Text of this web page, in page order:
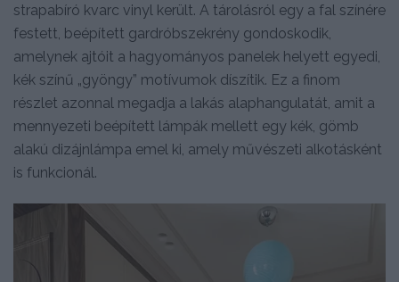
strapabíró kvarc vinyl került. A tárolásról egy a fal színére
festett, beépített gardróbszekrény gondoskodik,
amelynek ajtóit a hagyományos panelek helyett egyedi,
kék színű „gyöngy” motívumok díszítik. Ez a finom
részlet azonnal megadja a lakás alaphangulatát, amit a
mennyezeti beépített lámpák mellett egy kék, gömb
alakú dizájnlámpa emel ki, amely művészeti alkotásként
is funkcionál.